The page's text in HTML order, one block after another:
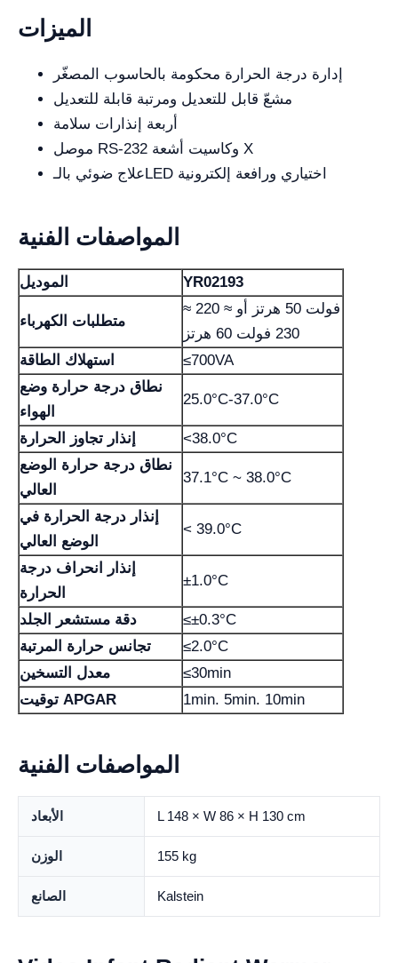
الميزات
إدارة درجة الحرارة محكومة بالحاسوب المصغّر
مشعّ قابل للتعديل ومرتبة قابلة للتعديل
أربعة إنذارات سلامة
موصل RS-232 وكاسيت أشعة X
علاج ضوئي بالـLED اختياري ورافعة إلكترونية
المواصفات الفنية
الموديل YR02193
متطلبات الكهرباء
≈ 220 فولت 50 هرتز أو ≈
230 فولت 60 هرتز
استهلاك الطاقة
≤700VA
نطاق درجة حرارة وضع
الهواء
25.0°C-37.0°C
إنذار تجاوز الحرارة
<38.0°C
نطاق درجة حرارة الوضع
العالي
37.1°C ~ 38.0°C
إنذار درجة الحرارة في
الوضع العالي
< 39.0°C
إنذار انحراف درجة
الحرارة
±1.0°C
دقة مستشعر الجلد
≤±0.3°C
تجانس حرارة المرتبة
≤2.0°C
معدل التسخين
≤30min
توقيت APGAR
1min. 5min. 10min
المواصفات الفنية
الأبعاد L 148 × W 86 × H 130 cm
الوزن 155 kg
الصانع Kalstein